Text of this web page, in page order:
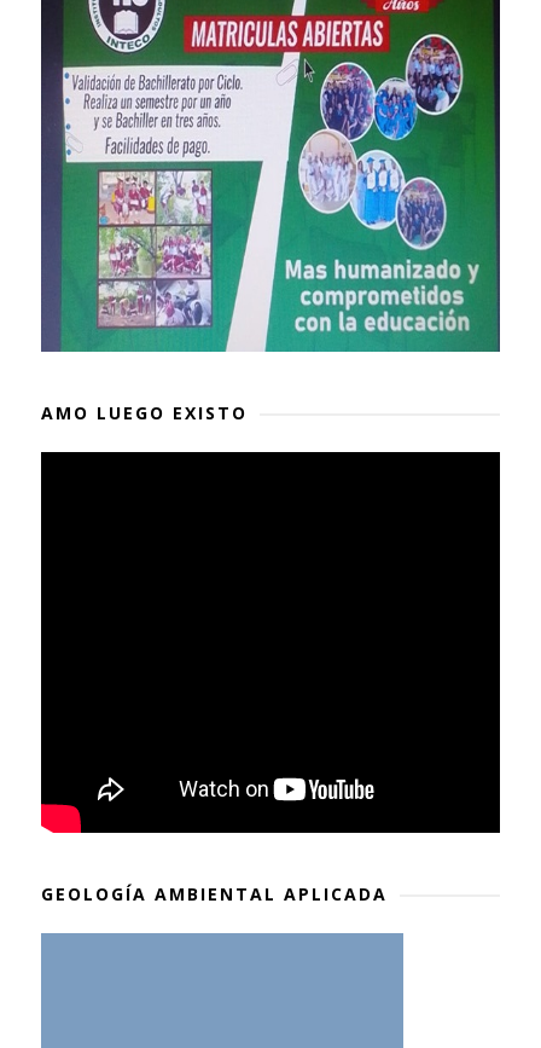
AMO LUEGO EXISTO
GEOLOGÍA AMBIENTAL APLICADA